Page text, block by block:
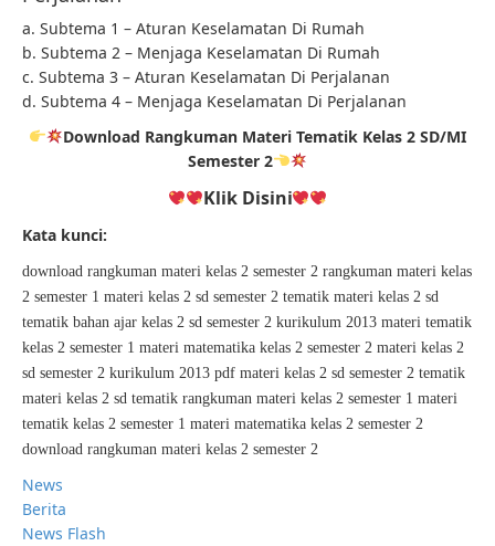
a. Subtema 1 – Aturan Keselamatan Di Rumah
b. Subtema 2 – Menjaga Keselamatan Di Rumah
c. Subtema 3 – Aturan Keselamatan Di Perjalanan
d. Subtema 4 – Menjaga Keselamatan Di Perjalanan
Download Rangkuman Materi Tematik Kelas 2 SD/MI
Semester 2
Klik Disini
Kata kunci:
download rangkuman materi kelas 2 semester 2 rangkuman materi kelas
2 semester 1 materi kelas 2 sd semester 2 tematik materi kelas 2 sd
tematik bahan ajar kelas 2 sd semester 2 kurikulum 2013 materi tematik
kelas 2 semester 1 materi matematika kelas 2 semester 2 materi kelas 2
sd semester 2 kurikulum 2013 pdf materi kelas 2 sd semester 2 tematik
materi kelas 2 sd tematik rangkuman materi kelas 2 semester 1 materi
tematik kelas 2 semester 1 materi matematika kelas 2 semester 2
download rangkuman materi kelas 2 semester 2
News
Berita
News Flash